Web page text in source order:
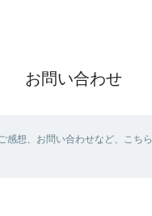
お問い合わせ
感想、お問い合わせなど、こち